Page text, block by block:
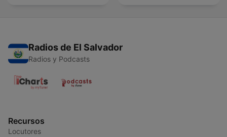
Radios de El Salvador
Radios y Podcasts
Recursos
Locutores